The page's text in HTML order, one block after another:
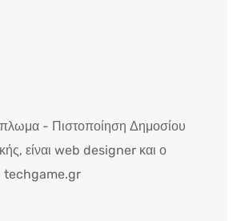
- Πιστοποίηση Δημοσίου
είναι web designer και ο
techgame.gr